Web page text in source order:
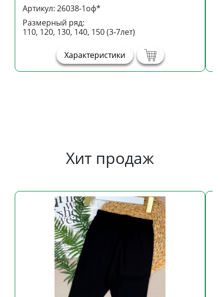
Артикул: 26038-1оф*
Размерный ряд:
110, 120, 130, 140, 150 (3-7лет)
Характеристики
Хит продаж